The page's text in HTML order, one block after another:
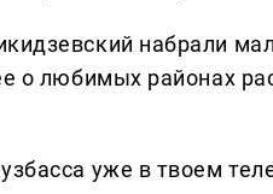
набрали
о любимых районах
уже в твоем